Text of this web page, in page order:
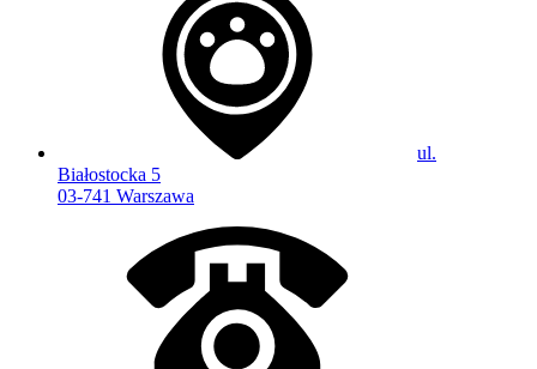
ul.
Białostocka 5
03-741 Warszawa